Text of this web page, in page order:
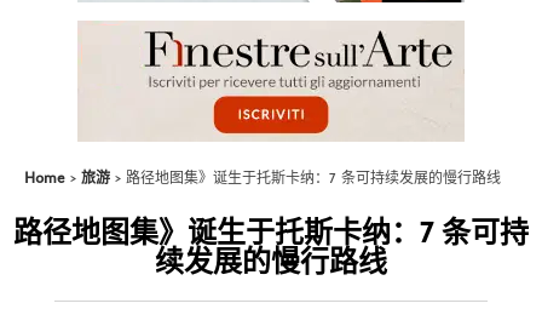
Home 旅游 路径地图集》诞生于托斯卡纳：7 条可持续发展的慢行路线
路径地图集》诞生于托斯卡纳：7 条可持
续发展的慢行路线